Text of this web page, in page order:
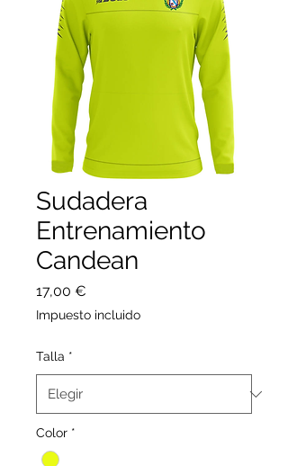
Sudadera
Entrenamiento
Candean
17,00 €
Impuesto incluido
Talla *
Color *